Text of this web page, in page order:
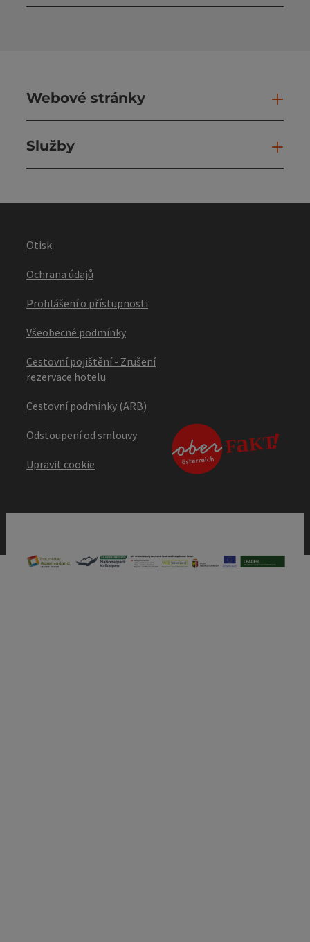
Webové stránky
Služby
Otisk
Ochrana údajů
Prohlášení o přístupnosti
Všeobecné podmínky
Cestovní pojištění - Zrušení
rezervace hotelu
Cestovní podmínky (ARB)
Odstoupení od smlouvy
Upravit cookie